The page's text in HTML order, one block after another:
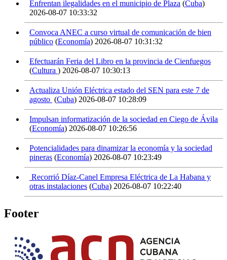
Enfrentan ilegalidades en el municipio de Plaza (Cuba)
2026-08-07 10:33:32
Convoca ANEC a curso virtual de comunicación de bien
público (Economía) 2026-08-07 10:31:32
Efectuarán Feria del Libro en la provincia de Cienfuegos
(Cultura ) 2026-08-07 10:30:13
Actualiza Unión Eléctrica estado del SEN para este 7 de
agosto (Cuba) 2026-08-07 10:28:09
Impulsan informatización de la sociedad en Ciego de Ávila
(Economía) 2026-08-07 10:26:56
Potencialidades para dinamizar la economía y la sociedad
pineras (Economía) 2026-08-07 10:23:49
Recorrió Díaz-Canel Empresa Eléctrica de La Habana y
otras instalaciones (Cuba) 2026-08-07 10:22:40
Footer